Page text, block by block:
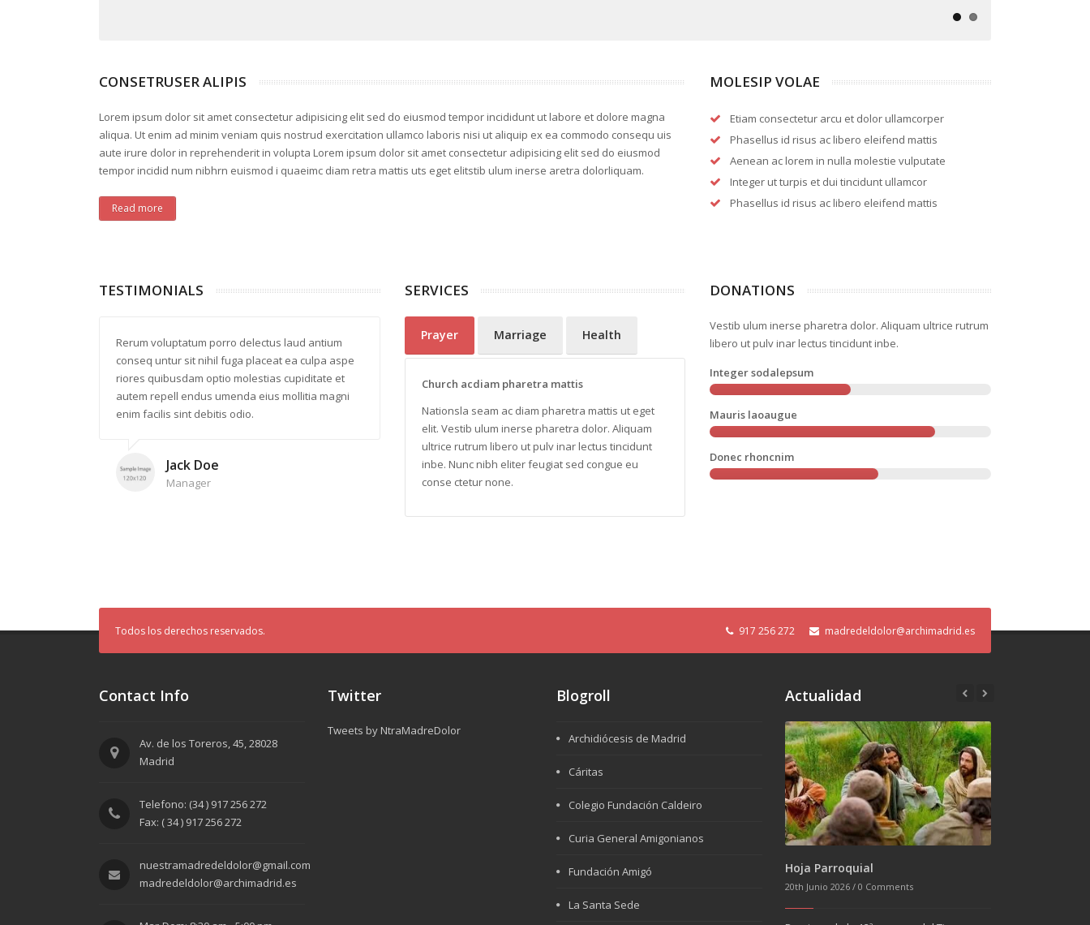
CONSETRUSER ALIPIS
Lorem ipsum dolor sit amet consectetur adipisicing elit sed do eiusmod tempor incididunt ut labore et dolore magna
aliqua. Ut enim ad minim veniam quis nostrud exercitation ullamco laboris nisi ut aliquip ex ea commodo consequ uis
aute irure dolor in reprehenderit in volupta Lorem ipsum dolor sit amet consectetur adipisicing elit sed do eiusmod
tempor incidid num nibhrn euismod i quaeimc diam retra mattis uts eget elitstib ulum inerse aretra dolorliquam.
Read more
MOLESIP VOLAE
Etiam consectetur arcu et dolor ullamcorper
Phasellus id risus ac libero eleifend mattis
Aenean ac lorem in nulla molestie vulputate
Integer ut turpis et dui tincidunt ullamcor
Phasellus id risus ac libero eleifend mattis
TESTIMONIALS
Rerum voluptatum porro delectus laud antium
conseq untur sit nihil fuga placeat ea culpa aspe
riores quibusdam optio molestias cupiditate et
autem repell endus umenda eius mollitia magni
enim facilis sint debitis odio.
Jack Doe
Manager
Minima obcaecati eum deserunt deleniti
praesentium et nam eligendi adipisci dicta natus
iure reiciendis amet corporis repelndus quae in
labiosam fuga quo earum libero quid.
Lisa White
Choreographer
Delectus illo dolor quas fugiat possimus reprehe
nderit ab voluptates magni vel quod eligendi quo
soluta enim! Hic beatae harum fugit ducimus iste
tenetur porro velit consentur eius aliquid fuga
labore sit vitae quibu.
Michael Doe
Fashion Designer
SERVICES
Prayer Marriage Health
Church acdiam pharetra mattis
Nationsla seam ac diam pharetra mattis ut eget
elit. Vestib ulum inerse pharetra dolor. Aliquam
ultrice rutrum libero ut pulv inar lectus tincidunt
inbe. Nunc nibh eliter feugiat sed congue eu
conse ctetur none.
DONATIONS
Vestib ulum inerse pharetra dolor. Aliquam ultrice rutrum
libero ut pulv inar lectus tincidunt inbe.
Integer sodalepsum
Mauris laoaugue
Donec rhoncnim
Todos los derechos reservados. 917 256 272 madredeldolor@archimadrid.es
Contact Info
Av. de los Toreros, 45, 28028
Madrid
Telefono: (34 ) 917 256 272
Fax: ( 34 ) 917 256 272
nuestramadredeldolor@gmail.com
madredeldolor@archimadrid.es
Twitter
Tweets by NtraMadreDolor
Blogroll
Archidiócesis de Madrid
Cáritas
Colegio Fundación Caldeiro
Curia General Amigonianos
Fundación Amigó
La Santa Sede
Actualidad
Hoja Parroquial
20th Junio 2026 /0 Comments